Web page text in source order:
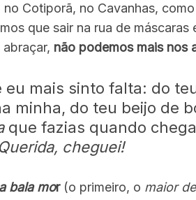
Cotiporã, no Cavanhas,
que sair na rua de máscaras
não podemos mais nos
eu mais sinto falta: do
minha, do teu beijo de
que fazias quando
Querida, cheguei!
bala mor(o primeiro, o maior